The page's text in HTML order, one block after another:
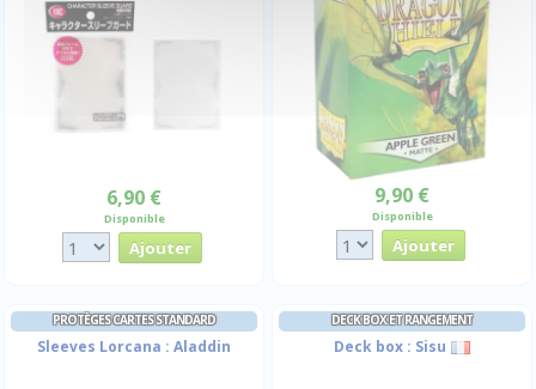
6,90 €
Disponible
9,90 €
Disponible
PROTÈGES CARTES STANDARD
Sleeves Lorcana : Aladdin
DECK BOX ET RANGEMENT
Deck box : Sisu